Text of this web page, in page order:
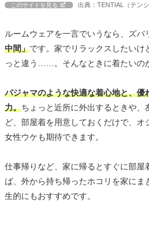
このサイトを見る 出典：TENTIAL（テンシ
ルームウェアを一言でいうなら、ズバ
中間」です。家でリラックスしたいけ
っと違う……。そんなときに着たいの
パジャマのような快適な着心地と、優
力。ちょっと近所に外出するときや、
ど、部屋着を用意しておくだけで、オ
女性ウケも期待できます。
仕事帰りなど、家に帰るとすぐに部屋
ば、外から持ち帰ったホコリを家に
生的にもおすすめです。